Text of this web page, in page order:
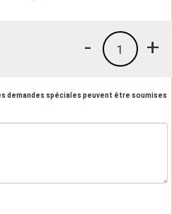
+
1
-
demandes spéciales peuvent être soumises